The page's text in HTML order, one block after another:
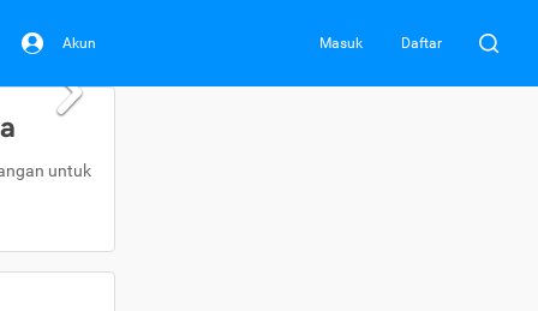
Akun Masuk Daftar
untuk